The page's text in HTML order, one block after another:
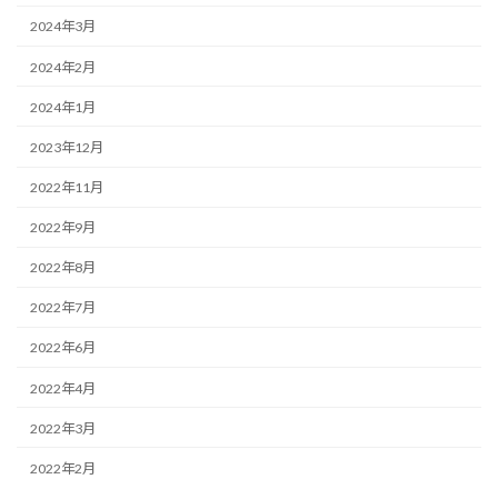
2024年3月
2024年2月
2024年1月
2023年12月
2022年11月
2022年9月
2022年8月
2022年7月
2022年6月
2022年4月
2022年3月
2022年2月